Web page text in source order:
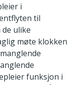
i
til
ulike
møte klokken
funksjon i